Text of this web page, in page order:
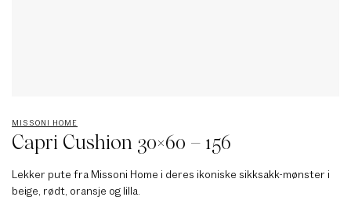
MISSONI HOME
Capri Cushion 30×60 – 156
Lekker pute fra Missoni Home i deres ikoniske sikksakk-mønster i
beige, rødt, oransje og lilla.